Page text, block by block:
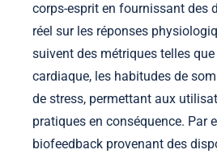
corps-esprit en fournissant des
réel sur les réponses
suivent des métriques telles
cardiaque, les habitudes de
de stress, permettant aux
pratiques en conséquence. Par
biofeedback provenant des